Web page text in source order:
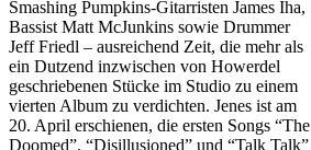
Smashing Pumpkins-Gitarristen James Iha,
Bassist Matt McJunkins sowie Drummer
Jeff Friedl – ausreichend Zeit, die mehr als
ein Dutzend inzwischen von Howerdel
geschriebenen Stücke im Studio zu einem
vierten Album zu verdichten. Jenes ist am
20. April erschienen, die ersten Songs “The
Doomed”, “Disillusioned” und “Talk Talk”